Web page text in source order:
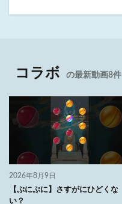
コラボ の最新動画8件
2026年8月9日
【ぷにぷに】さすがにひどくな
い？